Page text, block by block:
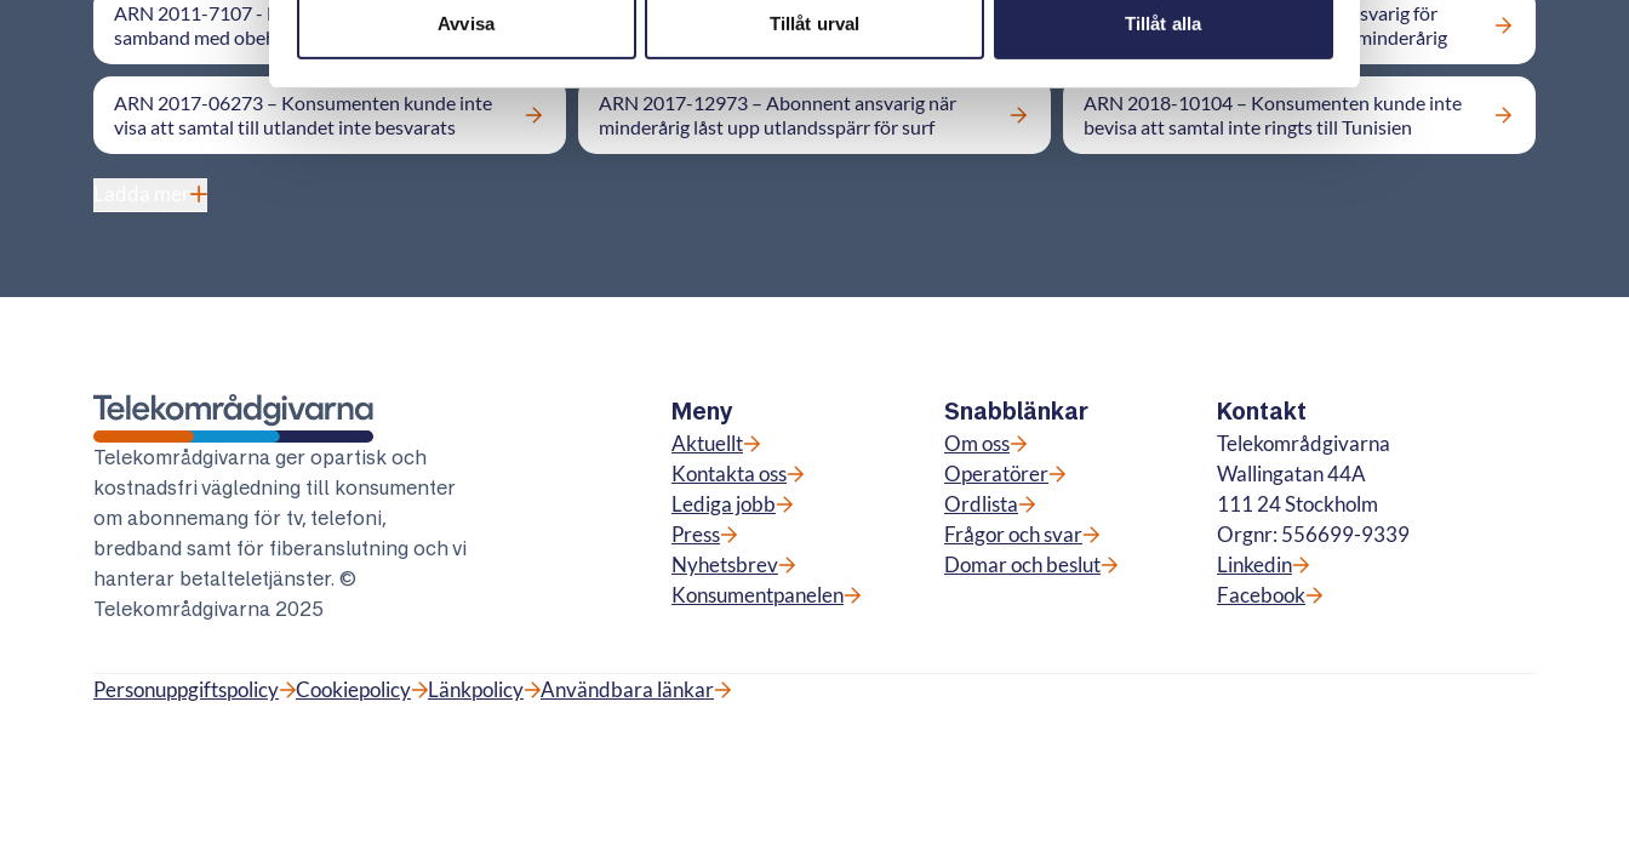
Avvisa Tillåt urval Tillåt alla
ARN 2011-7107 - Betalningsansvar för räkning i
samband med obehörigt intrång
ARN 2015-06915 - Betalningsansvar trots
påstått intrång i router
ARN 2017-05428 – Abonnent ansvarig för
beställning av extra mobilsurf av minderårig
ARN 2017-06273 – Konsumenten kunde inte
visa att samtal till utlandet inte besvarats
ARN 2017-12973 – Abonnent ansvarig när
minderårig låst upp utlandsspärr för surf
ARN 2018-10104 – Konsumenten kunde inte
bevisa att samtal inte ringts till Tunisien
Telekområdgivarna
Telekområdgivarna ger opartisk och
kostnadsfri vägledning till konsumenter
om abonnemang för tv, telefoni,
bredband samt för fiberanslutning och vi
hanterar betalteletjänster. ©
Telekområdgivarna 2025
Meny
Aktuellt
Kontakta oss
Lediga jobb
Press
Nyhetsbrev
Konsumentpanelen
Snabblänkar
Om oss
Operatörer
Ordlista
Frågor och svar
Domar och beslut
Kontakt
Telekområdgivarna
Wallingatan 44A
111 24 Stockholm
Orgnr: 556699-9339
Linkedin
Facebook
Personuppgiftspolicy Cookiepolicy Länkpolicy Användbara länkar